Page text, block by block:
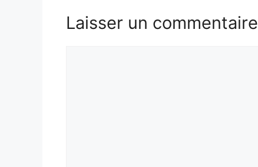
Laisser un commentaire